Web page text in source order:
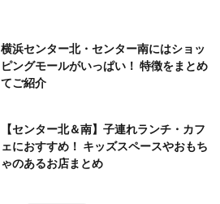
横浜センター北・センター南にはショッ
ピングモールがいっぱい！ 特徴をまとめ
てご紹介
【センター北＆南】子連れランチ・カフ
ェにおすすめ！ キッズスペースやおもち
ゃのあるお店まとめ